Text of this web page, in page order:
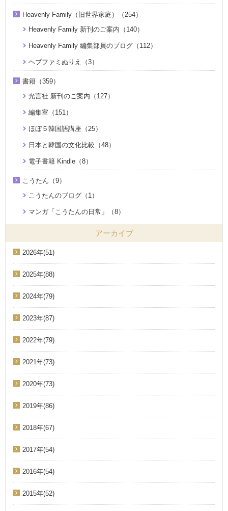
Heavenly Family（旧世界家庭）（254）
Heavenly Family 新刊のご案内（140）
Heavenly Family 編集部員のブログ（112）
ヘブファミぬりえ（3）
書籍（359）
光言社 新刊のご案内（127）
編集室（151）
ほぼ５韓国語講座（25）
日本と韓国の文化比較（48）
電子書籍 Kindle（8）
こうたん（9）
こうたんのブログ（1）
マンガ「こうたんの日常」（8）
アーカイブ
2026年(51)
2025年(88)
2024年(79)
2023年(87)
2022年(79)
2021年(73)
2020年(73)
2019年(86)
2018年(67)
2017年(54)
2016年(54)
2015年(52)